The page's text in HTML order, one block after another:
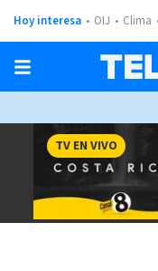
Hoy interesa OIJ Clima
TV EN VIVO